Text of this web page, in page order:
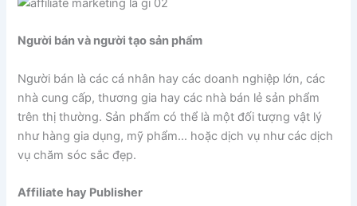
Người bán và người tạo sản phẩm
Người bán là các cá nhân hay các doanh nghiệp lớn, các
nhà cung cấp, thương gia hay các nhà bán lẻ sản phẩm
trên thị thường. Sản phẩm có thể là một đối tượng vật lý
như hàng gia dụng, mỹ phẩm… hoặc dịch vụ như các dịch
vụ chăm sóc sắc đẹp.
Affiliate hay Publisher